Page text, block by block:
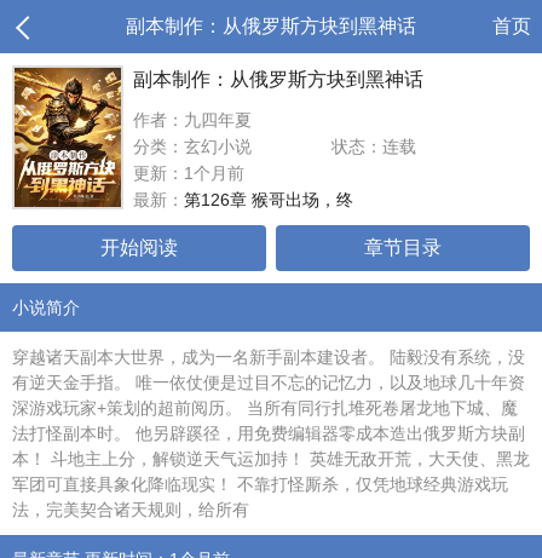
副本制作：从俄罗斯方块到黑神话 首页
副本制作：从俄罗斯方块到黑神话
作者：九四年夏
分类：玄幻小说
状态：连载
更新：1个月前
最新： 第126章 猴哥出场，终
开始阅读 章节目录
小说简介
穿越诸天副本大世界，成为一名新手副本建设者。 陆毅没有系统，没
有逆天金手指。 唯一依仗便是过目不忘的记忆力，以及地球几十年资
深游戏玩家+策划的超前阅历。 当所有同行扎堆死卷屠龙地下城、魔
法打怪副本时。 他另辟蹊径，用免费编辑器零成本造出俄罗斯方块副
本！ 斗地主上分，解锁逆天气运加持！ 英雄无敌开荒，大天使、黑龙
军团可直接具象化降临现实！ 不靠打怪厮杀，仅凭地球经典游戏玩
法，完美契合诸天规则，给所有